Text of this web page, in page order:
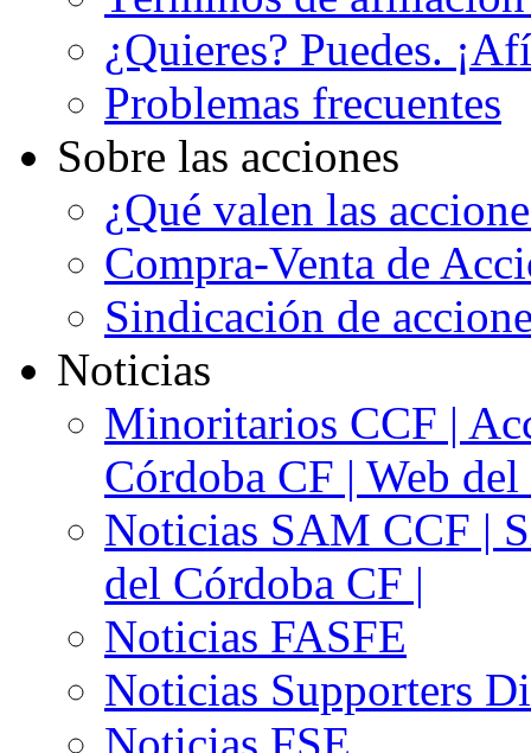
¿Quieres? Puedes.
Problemas frecuentes
Sobre las acciones
¿Qué valen las
Compra-Venta de
Sindicación de
Noticias
Minoritarios CCF |
Córdoba CF | Web
Noticias SAM CCF |
del Córdoba CF |
Noticias FASFE
Noticias Supporters